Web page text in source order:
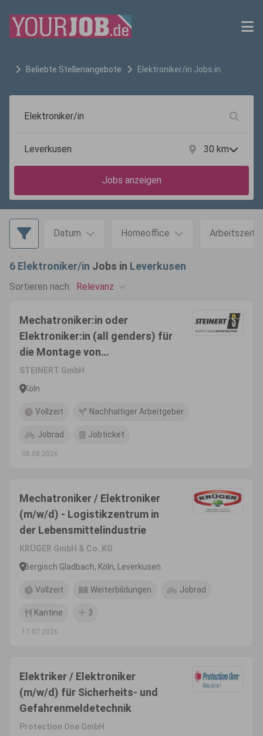
Beliebte Stellenangebote Elektroniker/in Jobs in
30 km
Jobs anzeigen
Datum Homeoffice Arbeitszeit
6 Elektroniker/in Jobs in Leverkusen
Sortieren nach: Relevanz
Mechatroniker:in oder
Elektroniker:in (all genders) für
die Montage von
Separationsmaschinen
STEINERT GmbH
Köln
Vollzeit Nachhaltiger Arbeitgeber
Jobrad Jobticket
08.08.2026
Mechatroniker / Elektroniker
(m/w/d) - Logistikzentrum in
der Lebensmittelindustrie
KRÜGER GmbH & Co. KG
Bergisch Gladbach, Köln, Leverkusen
Vollzeit Weiterbildungen Jobrad
Kantine 3
17.07.2026
Elektriker / Elektroniker
(m/w/d) für Sicherheits- und
Gefahrenmeldetechnik
Protection One GmbH